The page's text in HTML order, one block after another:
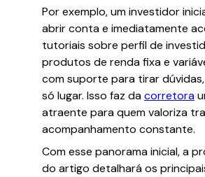
Por exemplo, um investidor
abrir conta e imediatamente
tutoriais sobre perfil de
produtos de renda fixa e
com suporte para tirar
só lugar. Isso faz dacorretora
atraente para quem valoriza
acompanhamento constante.
Com esse panorama inicial, a
do artigo detalhará os